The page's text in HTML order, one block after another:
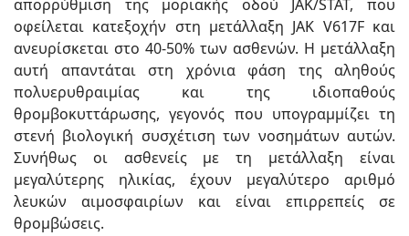
απορρύθμιση της μοριακής οδού JAK/STAT, που
οφείλεται κατεξοχήν στη μετάλλαξη JAK V617F και
ανευρίσκεται στο 40-50% των ασθενών. Η μετάλλαξη
αυτή απαντάται στη χρόνια φάση της αληθούς
πολυερυθραιμίας και της ιδιοπαθούς
θρομβοκυττάρωσης, γεγονός που υπογραμμίζει τη
στενή βιολογική συσχέτιση των νοσημάτων αυτών.
Συνήθως οι ασθενείς με τη μετάλλαξη είναι
μεγαλύτερης ηλικίας, έχουν μεγαλύτερο αριθμό
λευκών αιμοσφαιρίων και είναι επιρρεπείς σε
θρομβώσεις.